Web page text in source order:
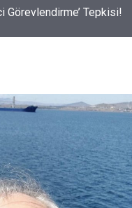
Hafife Almayın!